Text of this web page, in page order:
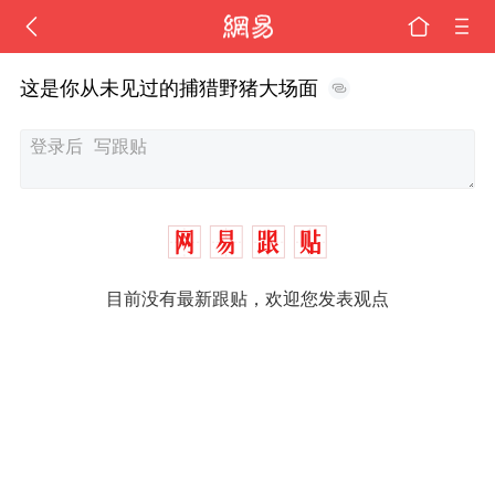
这是你从未见过的捕猎野猪大场面
目前没有最新跟贴，欢迎您发表观点